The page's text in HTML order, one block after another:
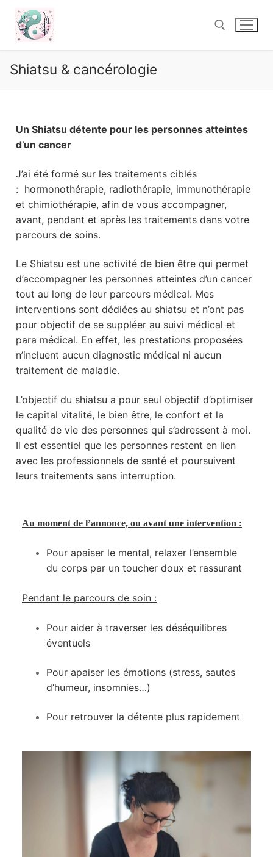
Shiatsu & cancérologie
Un Shiatsu détente pour les personnes atteintes
d’un cancer
J’ai été formé sur les traitements ciblés
: hormonothérapie, radiothérapie, immunothérapie
et chimiothérapie, afin de vous accompagner,
avant, pendant et après les traitements dans votre
parcours de soins.
Le Shiatsu est une activité de bien être qui permet
d’accompagner les personnes atteintes d’un cancer
tout au long de leur parcours médical. Mes
interventions sont dédiées au shiatsu et n’ont pas
pour objectif de se suppléer au suivi médical et
para médical. En effet, les prestations proposées
n’incluent aucun diagnostic médical ni aucun
traitement de maladie.
L’objectif du shiatsu a pour seul objectif d’optimiser
le capital vitalité, le bien être, le confort et la
qualité de vie des personnes qui s’adressent à moi.
Il est essentiel que les personnes restent en lien
avec les professionnels de santé et poursuivent
leurs traitements sans interruption.
Au moment de l’annonce, ou avant une intervention :
Pour apaiser le mental, relaxer l’ensemble
du corps par un toucher doux et rassurant
Pendant le parcours de soin :
Pour aider à traverser les déséquilibres
éventuels
Pour apaiser les émotions (stress, sautes
d’humeur, insomnies…)
Pour retrouver la détente plus rapidement